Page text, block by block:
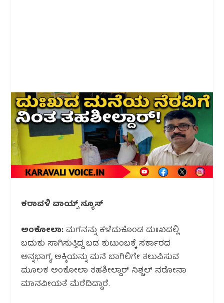
ಕರಾವಳಿ ವಾಯ್ಸ್ ನ್ಯೂಸ್
ಅಂಕೋಲಾ:ಮಗನನ್ನು ಕಳೆದುಕೊಂಡ ದುಃಖದಲ್ಲಿ
ಬದುಕು ಸಾಗಿಸುತ್ತಿದ್ದ ಬಡ ಕುಟುಂಬಕ್ಕೆ ಸರ್ಕಾರದ
ಅನ್ನಭಾಗ್ಯ ಅಕ್ಕಿಯನ್ನು ಮನೆ ಬಾಗಿಲಿಗೇ ತಲುಪಿಸುವ
ಮೂಲಕ ಅಂಕೋಲಾ ತಹಶೀಲ್ದಾರ್ ನಿಶ್ಚಲ್ ನರೋನಾ
ಮಾನವೀಯತೆ ಮೆರೆದಿದ್ದಾರೆ.